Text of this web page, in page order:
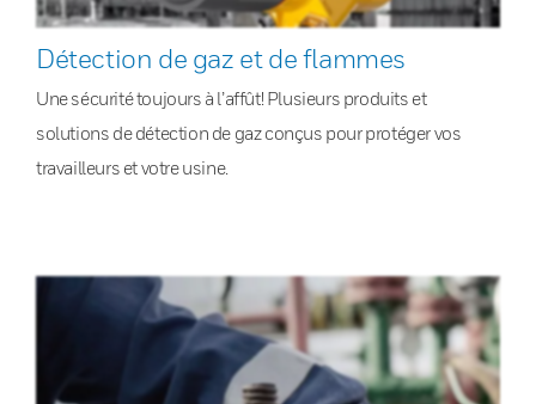
Détection de gaz et de flammes
Une sécurité toujours à l’affût! Plusieurs produits et
solutions de détection de gaz conçus pour protéger vos
travailleurs et votre usine.